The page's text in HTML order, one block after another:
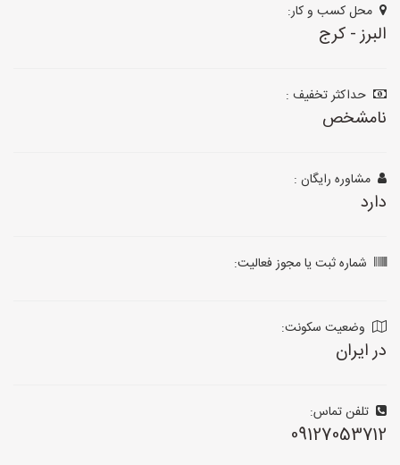
محل کسب و کار:
البرز - کرج
حداکثر تخفیف :
نامشخص
مشاوره رایگان :
دارد
شماره ثبت یا مجوز فعالیت:
وضعیت سکونت:
در ایران
تلفن تماس:
09127053712